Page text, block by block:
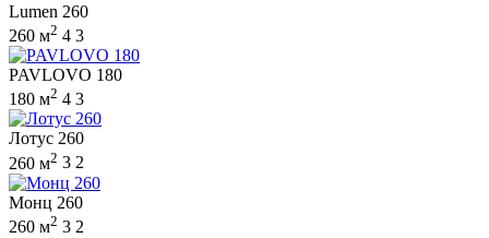
Lumen 260
260 м2 4 3
PAVLOVO 180
180 м2 4 3
Лотус 260
260 м2 3 2
Монц 260
260 м2 3 2